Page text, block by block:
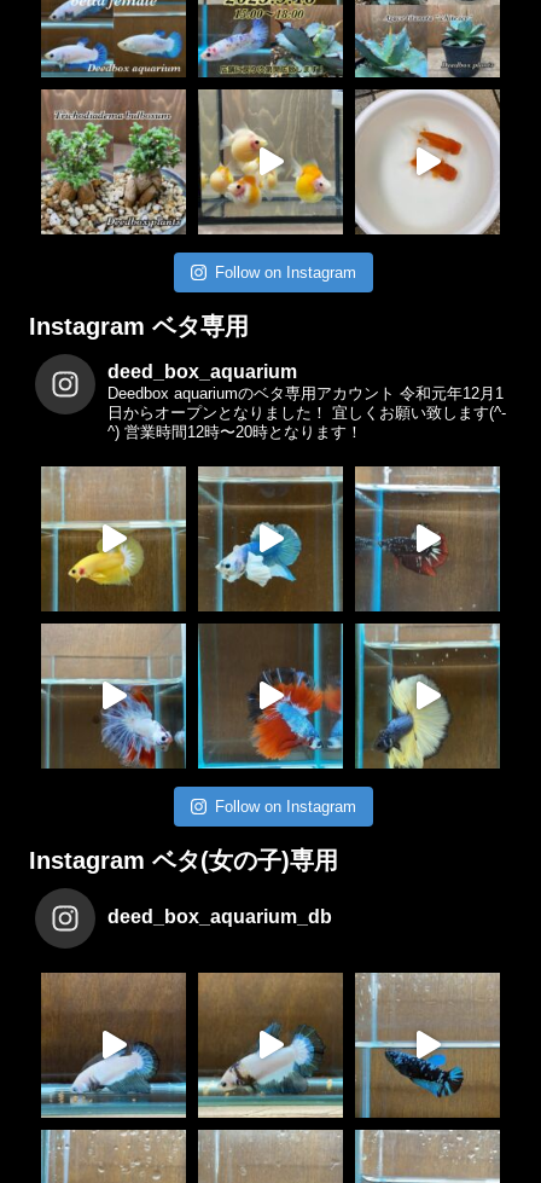
Follow on Instagram
Instagram ベタ専用
deed_box_aquarium
Deedbox aquariumのベタ専用アカウント 令和元年12月1
日からオープンとなりました！ 宜しくお願い致します(^-
^) 営業時間12時〜20時となります！
Follow on Instagram
Instagram ベタ(女の子)専用
deed_box_aquarium_db